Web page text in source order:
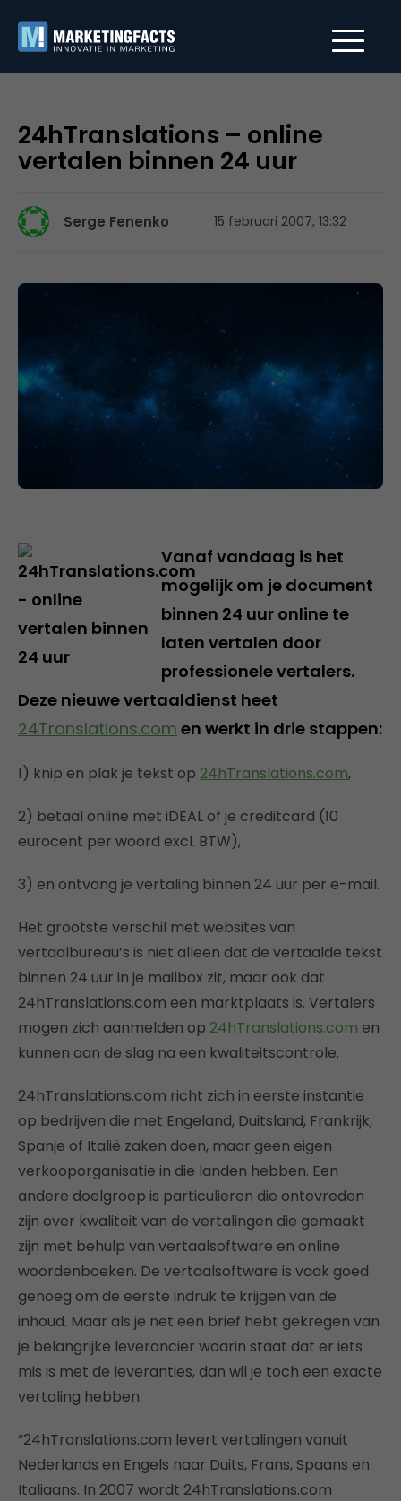
24hTranslations – online
vertalen binnen 24 uur
Serge Fenenko 15 februari 2007, 13:32
Vanaf vandaag is het
mogelijk om je document
binnen 24 uur online te
laten vertalen door
professionele vertalers.
Deze nieuwe vertaaldienst heet
24Translations.com en werkt in drie stappen:
1) knip en plak je tekst op 24hTranslations.com,
2) betaal online met iDEAL of je creditcard (10
eurocent per woord excl. BTW),
3) en ontvang je vertaling binnen 24 uur per e-mail.
Het grootste verschil met websites van
vertaalbureau’s is niet alleen dat de vertaalde tekst
binnen 24 uur in je mailbox zit, maar ook dat
24hTranslations.com een marktplaats is. Vertalers
mogen zich aanmelden op 24hTranslations.com en
kunnen aan de slag na een kwaliteitscontrole.
24hTranslations.com richt zich in eerste instantie
op bedrijven die met Engeland, Duitsland, Frankrijk,
Spanje of Italië zaken doen, maar geen eigen
verkooporganisatie in die landen hebben. Een
andere doelgroep is particulieren die ontevreden
zijn over kwaliteit van de vertalingen die gemaakt
zijn met behulp van vertaalsoftware en online
woordenboeken. De vertaalsoftware is vaak goed
genoeg om de eerste indruk te krijgen van de
inhoud. Maar als je net een brief hebt gekregen van
je belangrijke leverancier waarin staat dat er iets
mis is met de leveranties, dan wil je toch een exacte
vertaling hebben.
“24hTranslations.com levert vertalingen vanuit
Nederlands en Engels naar Duits, Frans, Spaans en
Italiaans. In 2007 wordt 24hTranslations.com